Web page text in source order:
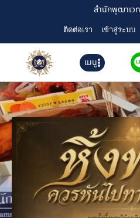
สำนักพุฒาเว
ติดต่อเรา เข้าสู่ระบบ
เมนู